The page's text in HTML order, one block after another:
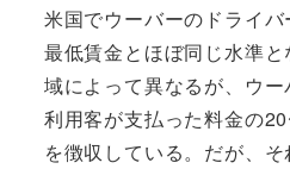
米国でウーバーのドライバ
最低賃金とほぼ同じ水準
域によって異なるが、ウ
利用客が支払った料金の
を徴収している。だが、